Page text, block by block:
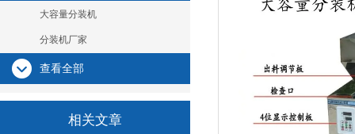
大容量分装机
分装机厂家
查看全部
相关文章